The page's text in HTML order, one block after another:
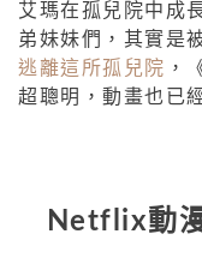
艾瑪在孤兒院中成
弟妹妹們，其實是
逃離這所孤兒院 ，
超聰明，動畫也已
Netflix動